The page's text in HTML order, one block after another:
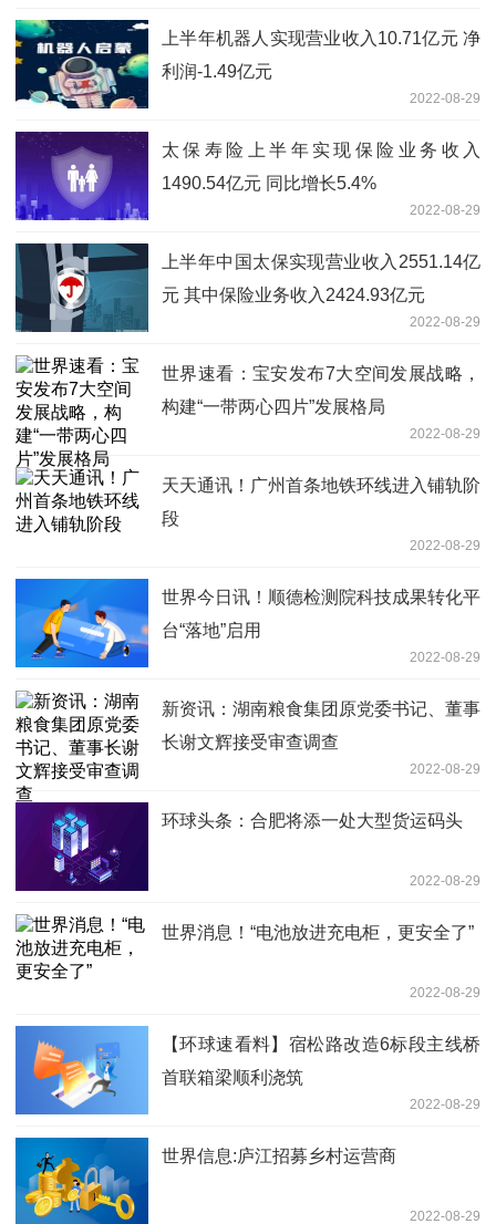
上半年机器人实现营业收入10.71亿元 净
利润-1.49亿元
2022-08-29
太保寿险上半年实现保险业务收入
1490.54亿元 同比增长5.4%
2022-08-29
上半年中国太保实现营业收入2551.14亿
元 其中保险业务收入2424.93亿元
2022-08-29
世界速看：宝安发布7大空间发展战略，
构建“一带两心四片”发展格局
2022-08-29
天天通讯！广州首条地铁环线进入铺轨阶
段
2022-08-29
世界今日讯！顺德检测院科技成果转化平
台“落地”启用
2022-08-29
新资讯：湖南粮食集团原党委书记、董事
长谢文辉接受审查调查
2022-08-29
环球头条：合肥将添一处大型货运码头
2022-08-29
世界消息！“电池放进充电柜，更安全了”
2022-08-29
【环球速看料】宿松路改造6标段主线桥
首联箱梁顺利浇筑
2022-08-29
世界信息:庐江招募乡村运营商
2022-08-29